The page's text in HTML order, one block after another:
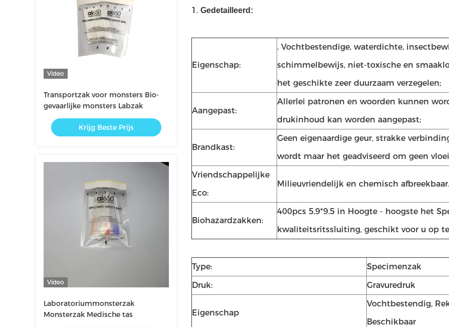
Video
Transportzak voor monsters Bio-
gevaarlijke monsters Labzak
Krijg Beste Prijs
Video
Laboratoriummonsterzak
Monsterzak Medische tas
1. Gedetailleerd:
Eigenschap:
. Vochtbestendige, waterdichte,
schimmelbewijs, niet-toxische en
het geschikte zeer duurzaam verzegelen;
Aangepast:
Allerlei patronen en woorden kunnen
drukinhoud kan worden aangepast;
Brandkast:
Geen eigenaardige geur, strakke
wordt maar het geadviseerd om geen
Vriendschappelijke
Eco:
Milieuvriendelijk en chemisch afbreekbaar.
Biohazardzakken:
400pcs 5.9*9.5 in Hoogte - hoogste het
kwaliteitsritssluiting, geschikt voor u op
Type:
Specimenzak
Druk:
Gravuredruk
Eigenschap
Vochtbestendig,
Beschikbaar